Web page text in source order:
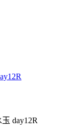
day12R